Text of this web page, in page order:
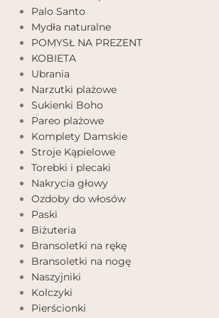
Palo Santo
Mydła naturalne
POMYSŁ NA PREZENT
KOBIETA
Ubrania
Narzutki plażowe
Sukienki Boho
Pareo plażowe
Komplety Damskie
Stroje Kąpielowe
Torebki i plecaki
Nakrycia głowy
Ozdoby do włosów
Paski
Biżuteria
Bransoletki na rękę
Bransoletki na nogę
Naszyjniki
Kolczyki
Pierścionki